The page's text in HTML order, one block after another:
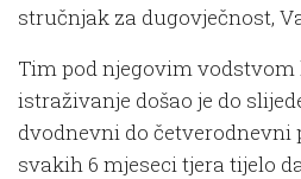
stručnjak za dugovječnost,
Tim pod njegovim vodstvom
istraživanje došao je do
dvodnevni do četverodnevni
svakih 6 mjeseci tjera tijelo